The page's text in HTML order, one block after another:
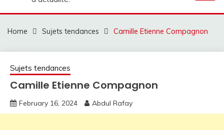
Home Sujets tendances Camille Etienne Compagnon
Sujets tendances
Camille Etienne Compagnon
February 16, 2024 Abdul Rafay